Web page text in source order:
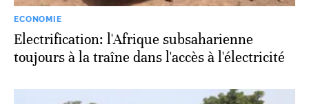
ECONOMIE
Electrification: l'Afrique subsaharienne
toujours à la traîne dans l'accès à l'électricité